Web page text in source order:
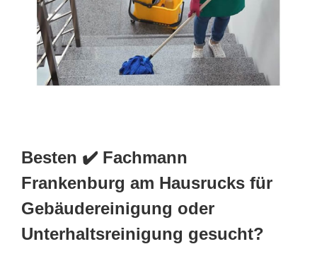
Besten ✔️ Fachmann
Frankenburg am Hausrucks für
Gebäudereinigung oder
Unterhaltsreinigung gesucht?